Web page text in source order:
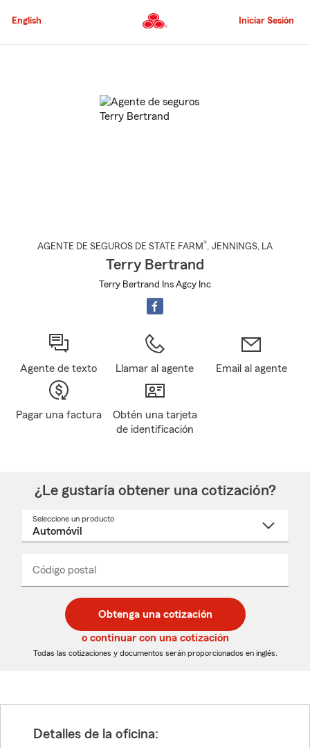
al
principal
English Iniciar Sesión
AGENTE DE SEGUROS DE STATE FARM®, JENNINGS, LA
Terry Bertrand
Terry Bertrand Ins Agcy Inc
Agente de texto Llamar al agente Email al agente
Pagar una factura
Obtén una tarjeta
de identificación
¿Le gustaría obtener una cotización?
Seleccione un producto
desplegable
Código postal
de
5
dígitos
de
5
dígitos
_____
Obtenga una cotización
o continuar con una cotización
Todas las cotizaciones y documentos serán proporcionados en inglés.
Detalles de la oficina: